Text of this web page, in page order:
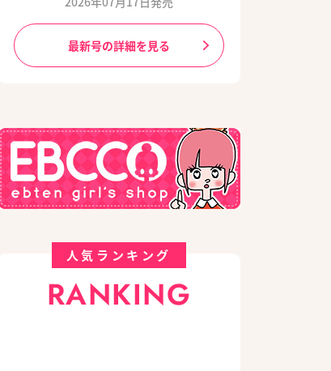
最新号の詳細を見る
人気ランキング
RANKING